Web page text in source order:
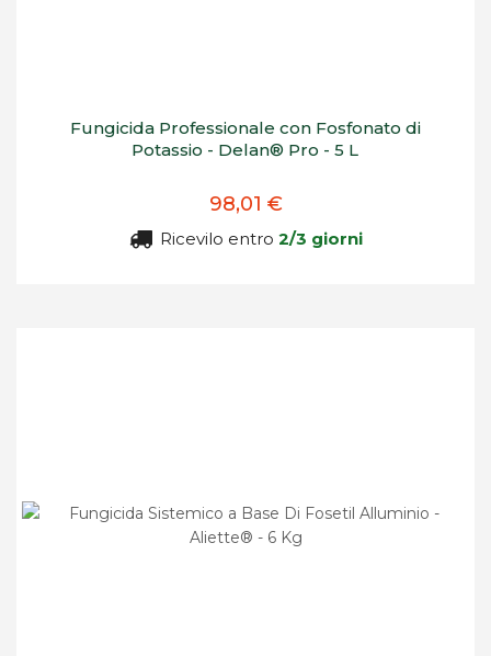
Fungicida Professionale con Fosfonato di
Potassio - Delan® Pro - 5 L
98,01 €
Ricevilo entro 2/3 giorni